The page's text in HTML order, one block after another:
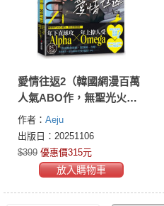
愛情往返2（韓國網漫百萬
人氣ABO作，無聖光火辣
開車！）
作者： Aeju
出版日：20251106
$399 優惠價315元
放入購物車